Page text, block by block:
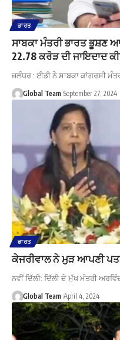
ਭਾਰਤ
ਸਾਬਕਾ ਮੰਤਰੀ ਭਾਰਤ ਭੂਸ਼ਣ
22.78 ਕਰੋੜ ਦੀ ਜਾਇਦਾਦ
ਜਲੰਧਰ : ਈਡੀ ਨੇ ਸਾਬਕਾ ਕਾਂਗਰਸੀ
Global Team September 27, 2024
ਭਾਰਤ
ਕੇਜਰੀਵਾਲ ਨੇ ਮੁੜ ਆਪਣੀ
ਨਵੀਂ ਦਿੱਲੀ: ਦਿੱਲੀ ਦੇ ਮੁੱਖ ਮੰਤਰੀ
Global Team April 4, 2024